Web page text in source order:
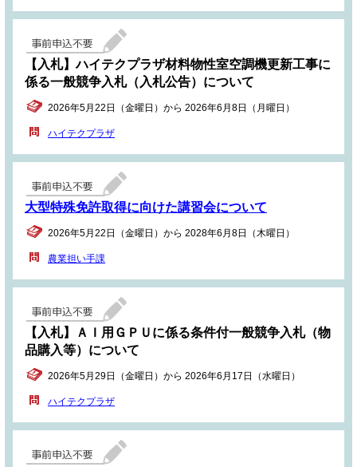
【入札】ハイテクプラザ材料物性室空調機更新工事に
係る一般競争入札（入札公告）について
2026年5月22日（金曜日）から 2026年6月8日（月曜日）
ハイテクプラザ
大型特殊免許取得に向けた講習会について
2026年5月22日（金曜日）から 2028年6月8日（木曜日）
農業担い手課
【入札】ＡＩ用ＧＰＵに係る条件付一般競争入札（物
品購入等）について
2026年5月29日（金曜日）から 2026年6月17日（水曜日）
ハイテクプラザ